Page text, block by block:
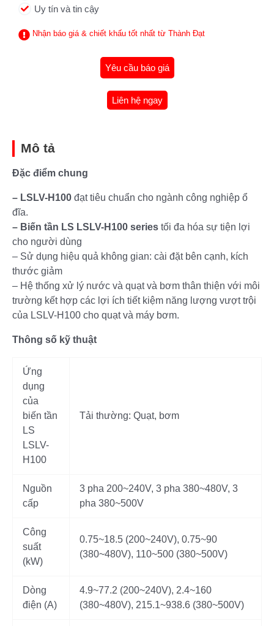
Uy tín và tin cậy
Nhận báo giá & chiết khấu tốt nhất từ Thành Đạt
Yêu cầu báo giá
Liên hệ ngay
Mô tả
Đặc điểm chung
– LSLV-H100 đạt tiêu chuẩn cho ngành công nghiệp ổ
đĩa.
– Biến tần LS LSLV-H100 series tối đa hóa sự tiện lợi
cho người dùng
– Sử dụng hiệu quả không gian: cài đặt bên cạnh, kích
thước giảm
– Hệ thống xử lý nước và quạt và bơm thân thiện với môi
trường kết hợp các lợi ích tiết kiệm năng lượng vượt trội
của LSLV-H100 cho quạt và máy bơm.
Thông số kỹ thuật
Ứng
dụng
của
biến tần
LS
LSLV-
H100
Tải thường: Quạt, bơm
Nguồn
cấp
3 pha 200~240V, 3 pha 380~480V, 3
pha 380~500V
Công
suất
(kW)
0.75~18.5 (200~240V), 0.75~90
(380~480V), 110~500 (380~500V)
Dòng
điện (A)
4.9~77.2 (200~240V), 2.4~160
(380~480V), 215.1~938.6 (380~500V)